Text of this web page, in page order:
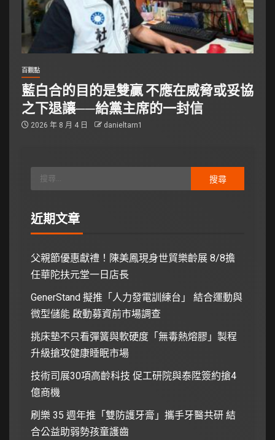
百觀點
藍白合的目的是雙贏 不應在威脅或妥協
之下退讓──給黨主席的一封信
2026 年 8 月 4 日 danieltarn1
近期文章
父親節優惠獻禮！陳美鳳現身世貿樂齡展 8/8擔
任華陀扶元堂一日店長
GenerStand 擬推「人力發電訓練台」 結合運動與
微型儲能 啟動募資前市場調查
挑床墊不只看彈簧與軟硬度「無毒熱熔膠」製程
升級搶攻健康睡眠市場
技術司展30項高齡科技 促工研院與泰陞簽約搶4
億商機
刷樂 35 週年推「雙防護牙膏」攜手牙醫共研 結
合公益助弱勢孩童護齒